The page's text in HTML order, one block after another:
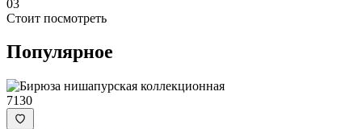
03
Стоит посмотреть
Популярное
7130